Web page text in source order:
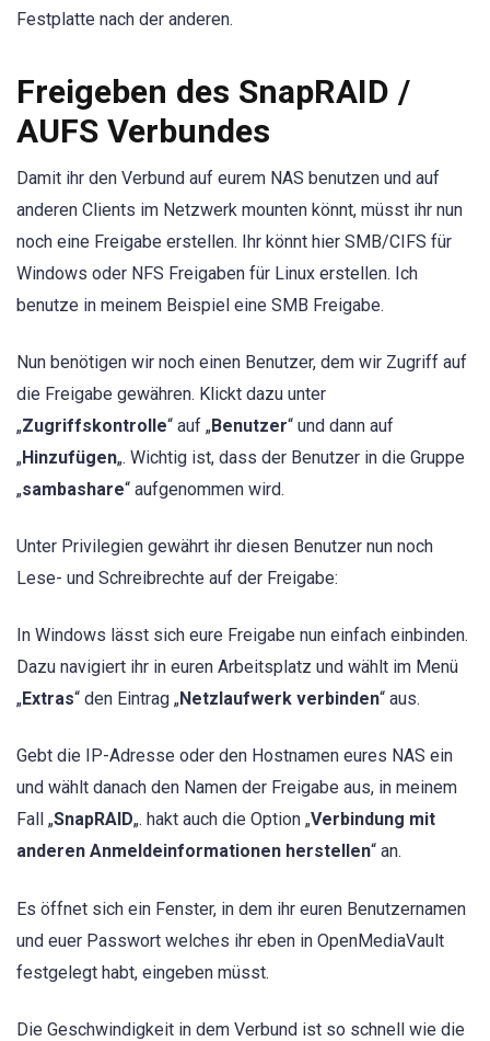
Festplatte nach der anderen.
Freigeben des SnapRAID /
AUFS Verbundes
Damit ihr den Verbund auf eurem NAS benutzen und auf
anderen Clients im Netzwerk mounten könnt, müsst ihr nun
noch eine Freigabe erstellen. Ihr könnt hier SMB/CIFS für
Windows oder NFS Freigaben für Linux erstellen. Ich
benutze in meinem Beispiel eine SMB Freigabe.
Nun benötigen wir noch einen Benutzer, dem wir Zugriff auf
die Freigabe gewähren. Klickt dazu unter
„Zugriffskontrolle“ auf „Benutzer“ und dann auf
„Hinzufügen„. Wichtig ist, dass der Benutzer in die Gruppe
„sambashare“ aufgenommen wird.
Unter Privilegien gewährt ihr diesen Benutzer nun noch
Lese- und Schreibrechte auf der Freigabe:
In Windows lässt sich eure Freigabe nun einfach einbinden.
Dazu navigiert ihr in euren Arbeitsplatz und wählt im Menü
„Extras“ den Eintrag „Netzlaufwerk verbinden“ aus.
Gebt die IP-Adresse oder den Hostnamen eures NAS ein
und wählt danach den Namen der Freigabe aus, in meinem
Fall „SnapRAID„. hakt auch die Option „Verbindung mit
anderen Anmeldeinformationen herstellen“ an.
Es öffnet sich ein Fenster, in dem ihr euren Benutzernamen
und euer Passwort welches ihr eben in OpenMediaVault
festgelegt habt, eingeben müsst.
Die Geschwindigkeit in dem Verbund ist so schnell wie die